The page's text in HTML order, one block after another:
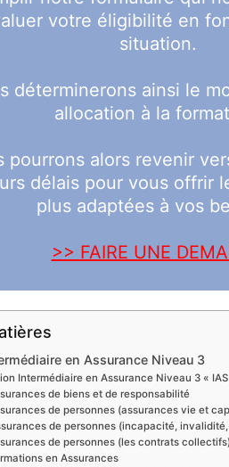
votre éligibilité en
situation.
déterminerons ainsi le
allocation à la
pourrons alors revenir
délais pour vous offrir
plus adaptées à vos
>> FAIRE UNE
en Assurance Niveau 3
Intermédiaire en Assurance Niveau 3 «
de biens et de responsabilité
de personnes (assurances vie et
de personnes (incapacité,
de personnes (les contrats
en Assurances